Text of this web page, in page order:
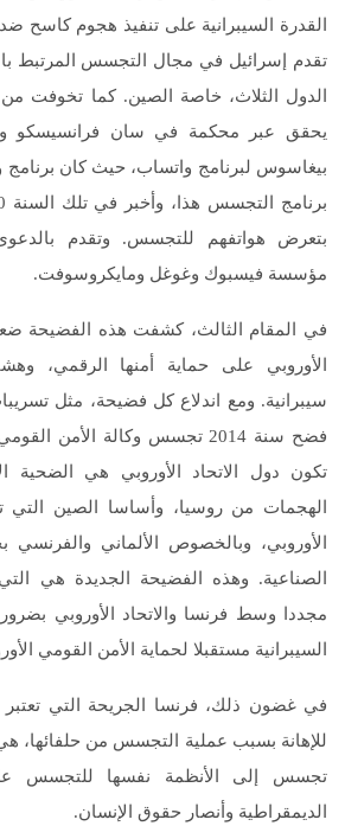
القدرة السيبرانية على تنفيذ هجوم كاسح
تقدم إسرائيل في مجال التجسس المرتبط
الدول الثلاث، خاصة الصين. كما تخوفت من
بيغاسوس لبرنامج واتساب، حيث كان برنامج
مؤسسة فيسبوك وغوغل ومايكروسوفت.
في المقام الثالث، كشفت هذه الفضيحة
الأوروبي على حماية أمنها الرقمي،
سيبرانية. ومع اندلاع كل فضيحة، مثل
فضح سنة 2014 تجسس وكالة الأمن
تكون دول الاتحاد الأوروبي هي الضحية
الهجمات من روسيا، وأساسا الصين التي
الأوروبي، وبالخصوص الألماني والفرنسي
الصناعية. وهذه الفضيحة الجديدة هي
مجددا وسط فرنسا والاتحاد الأوروبي
السيبرانية مستقبلا لحماية الأمن القومي
في غضون ذلك، فرنسا الجريحة التي
للإهانة بسبب عملية التجسس من حلفائها،
تجسس إلى الأنظمة نفسها للتجسس
الديمقراطية وأنصار حقوق الإنسان.